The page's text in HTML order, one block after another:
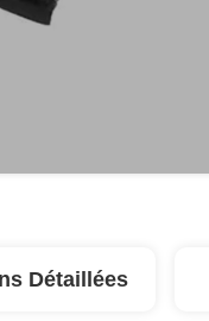
Détaillées